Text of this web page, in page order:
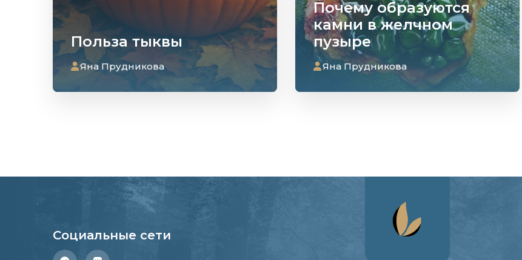
Польза тыквы
Яна Прудникова
Почему образуются
камни в желчном
пузыре
Яна Прудникова
Социальные сети